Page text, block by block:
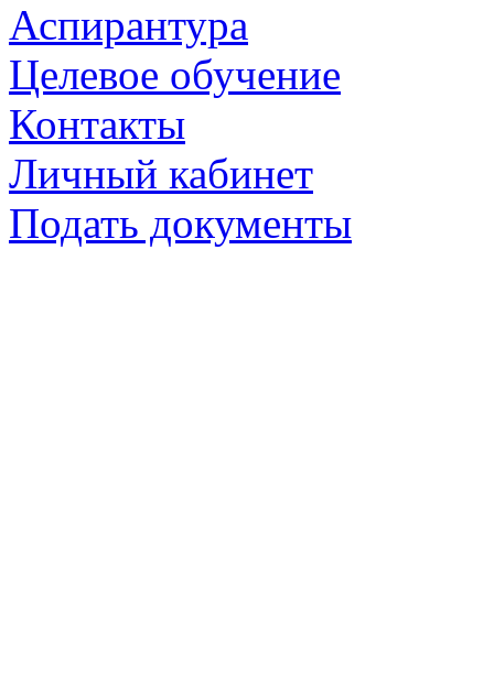
Аспирантура
Целевое обучение
Контакты
Личный кабинет
Подать документы